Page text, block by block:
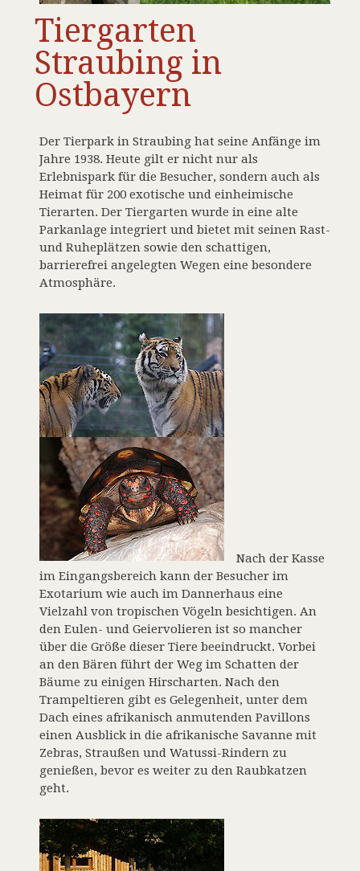
Tiergarten
Straubing in
Ostbayern
Der Tierpark in Straubing hat seine Anfänge im
Jahre 1938. Heute gilt er nicht nur als
Erlebnispark für die Besucher, sondern auch als
Heimat für 200 exotische und einheimische
Tierarten. Der Tiergarten wurde in eine alte
Parkanlage integriert und bietet mit seinen Rast-
und Ruheplätzen sowie den schattigen,
barrierefrei angelegten Wegen eine besondere
Atmosphäre.
Nach der Kasse
im Eingangsbereich kann der Besucher im
Exotarium wie auch im Dannerhaus eine
Vielzahl von tropischen Vögeln besichtigen. An
den Eulen- und Geiervolieren ist so mancher
über die Größe dieser Tiere beeindruckt. Vorbei
an den Bären führt der Weg im Schatten der
Bäume zu einigen Hirscharten. Nach den
Trampeltieren gibt es Gelegenheit, unter dem
Dach eines afrikanisch anmutenden Pavillons
einen Ausblick in die afrikanische Savanne mit
Zebras, Straußen und Watussi-Rindern zu
genießen, bevor es weiter zu den Raubkatzen
geht.